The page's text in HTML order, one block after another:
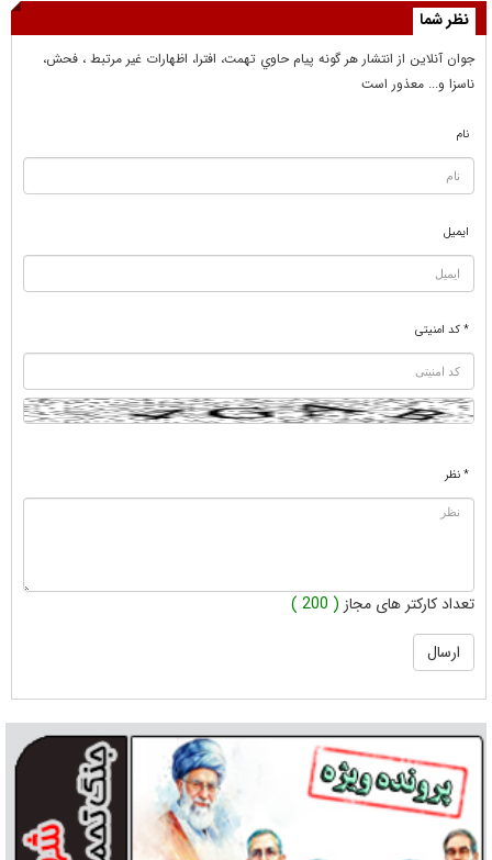
نظر شما
جوان آنلاين از انتشار هر گونه پيام حاوي تهمت، افترا، اظهارات غير مرتبط ، فحش،
ناسزا و... معذور است
نام
ایمیل
* کد امنیتی
* نظر
تعداد کارکتر های مجاز ( 200 )